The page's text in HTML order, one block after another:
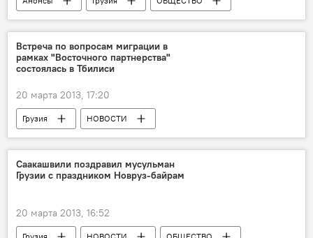
НОВОСТИ
Встреча по вопросам миграции в
рамках "Восточного партнерства"
состоялась в Тбилиси
20 марта 2013, 17:20
Грузия НОВОСТИ
Саакашвили поздравил мусульман
Грузии с праздником Новруз-байрам
20 марта 2013, 16:52